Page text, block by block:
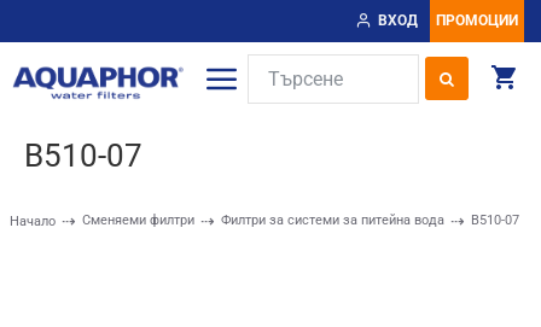
ВХОД ПРОМОЦИИ
Начало Сменяеми филтри Филтри за системи за питейна вода B510-07
B510-07